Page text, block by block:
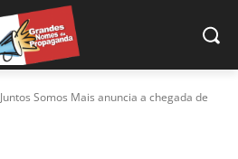
Juntos Somos Mais anuncia a chegada de